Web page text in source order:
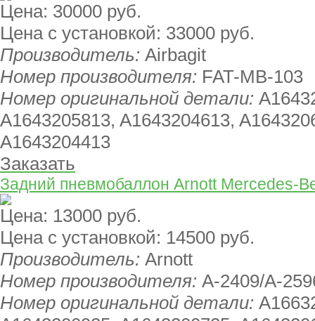
Цена: 30000 руб.
Цена с установкой: 33000 руб.
Производитель: Airbagit
Номер производителя: FAT-MB-103
Номер оригинальной детали:
A1643205813, A1643204613,
A1643204413
Заказать
Задний пневмобаллон Arnott Mercedes-
Цена: 13000 руб.
Цена с установкой: 14500 руб.
Производитель: Arnott
Номер производителя: A-2409/A-
Номер оригинальной детали: